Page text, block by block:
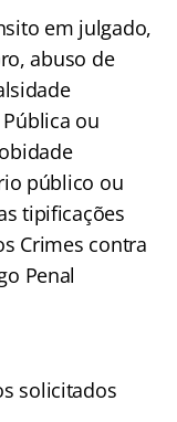
em julgado,
abuso de
ou
público ou
tipificações
Crimes contra
Penal
solicitados